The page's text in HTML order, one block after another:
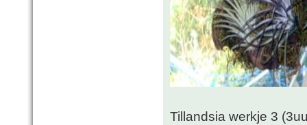
Tillandsia werkje 3